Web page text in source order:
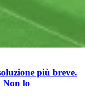
più breve.
Non lo